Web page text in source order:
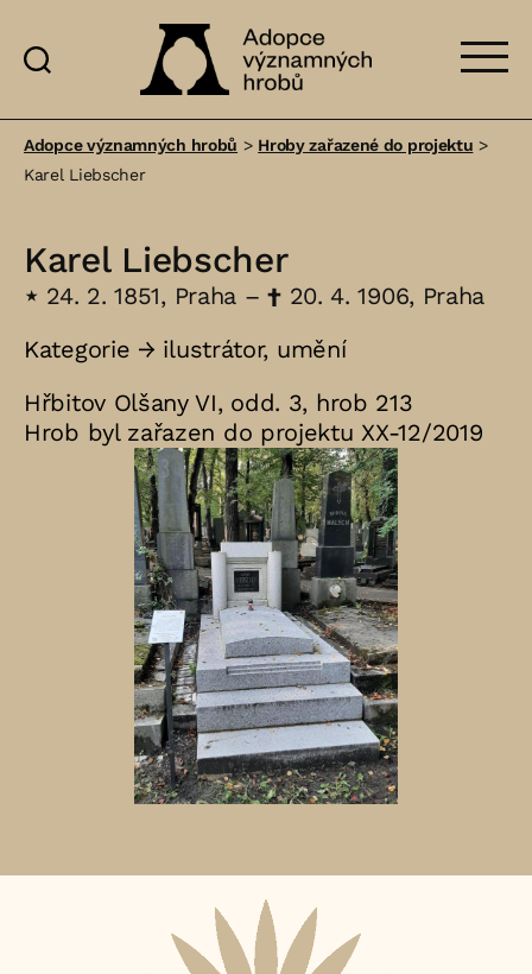
významných
Adopce významných hrobů > Hroby zařazené do projektu >
Karel Liebscher
Karel Liebscher
⋆ 24. 2. 1851, Praha –†20. 4. 1906, Praha
Kategorie → ilustrátor, umění
Hřbitov Olšany VI, odd. 3, hrob 213
Hrob byl zařazen do projektu XX-12/2019